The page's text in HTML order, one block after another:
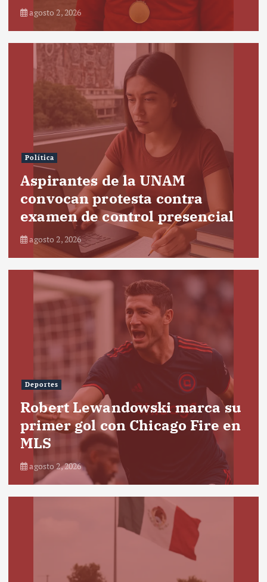
agosto 2, 2026
Política
Aspirantes de la UNAM
convocan protesta contra
examen de control presencial
agosto 2, 2026
Deportes
Robert Lewandowski marca su
primer gol con Chicago Fire en
MLS
agosto 2, 2026